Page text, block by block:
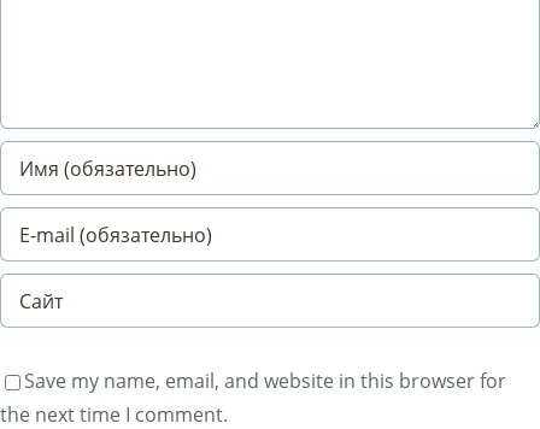
Save my name, email, and website in this browser for
the next time I comment.